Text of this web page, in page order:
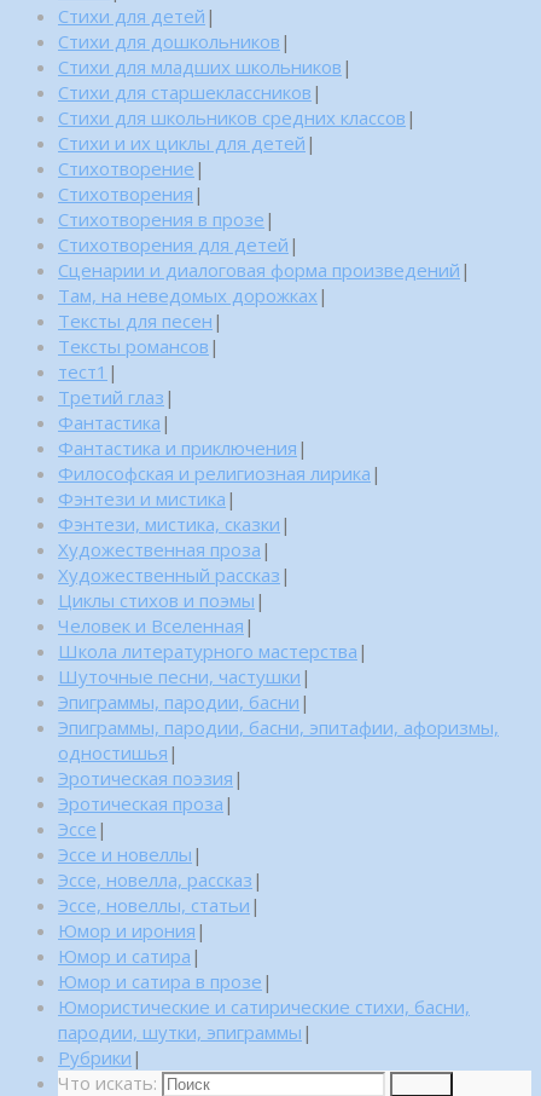
Стихи для детей |
Стихи для дошкольников |
Стихи для младших школьников |
Стихи для старшеклассников |
Стихи для школьников средних классов |
Стихи и их циклы для детей |
Стихотворение |
Стихотворения |
Стихотворения в прозе |
Стихотворения для детей |
Сценарии и диалоговая форма произведений |
Там, на неведомых дорожках |
Тексты для песен |
Тексты романсов |
тест1 |
Третий глаз |
Фантастика |
Фантастика и приключения |
Философская и религиозная лирика |
Фэнтези и мистика |
Фэнтези, мистика, сказки |
Художественная проза |
Художественный рассказ |
Циклы стихов и поэмы |
Человек и Вселенная |
Школа литературного мастерства |
Шуточные песни, частушки |
Эпиграммы, пародии, басни |
Эпиграммы, пародии, басни, эпитафии, афоризмы,
одностишья |
Эротическая поэзия |
Эротическая проза |
Эссе |
Эссе и новеллы |
Эссе, новелла, рассказ |
Эссе, новеллы, статьи |
Юмор и ирония |
Юмор и сатира |
Юмор и сатира в прозе |
Юмористические и сатирические стихи, басни,
пародии, шутки, эпиграммы |
Рубрики |
Что искать: